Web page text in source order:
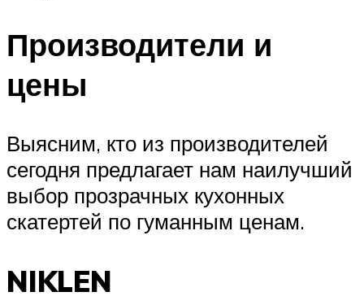
Производители и
цены
Выясним, кто из производителей
сегодня предлагает нам наилучший
выбор прозрачных кухонных
скатертей по гуманным ценам.
NIKLEN